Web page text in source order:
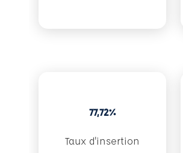
77,72%
Taux d'insertion